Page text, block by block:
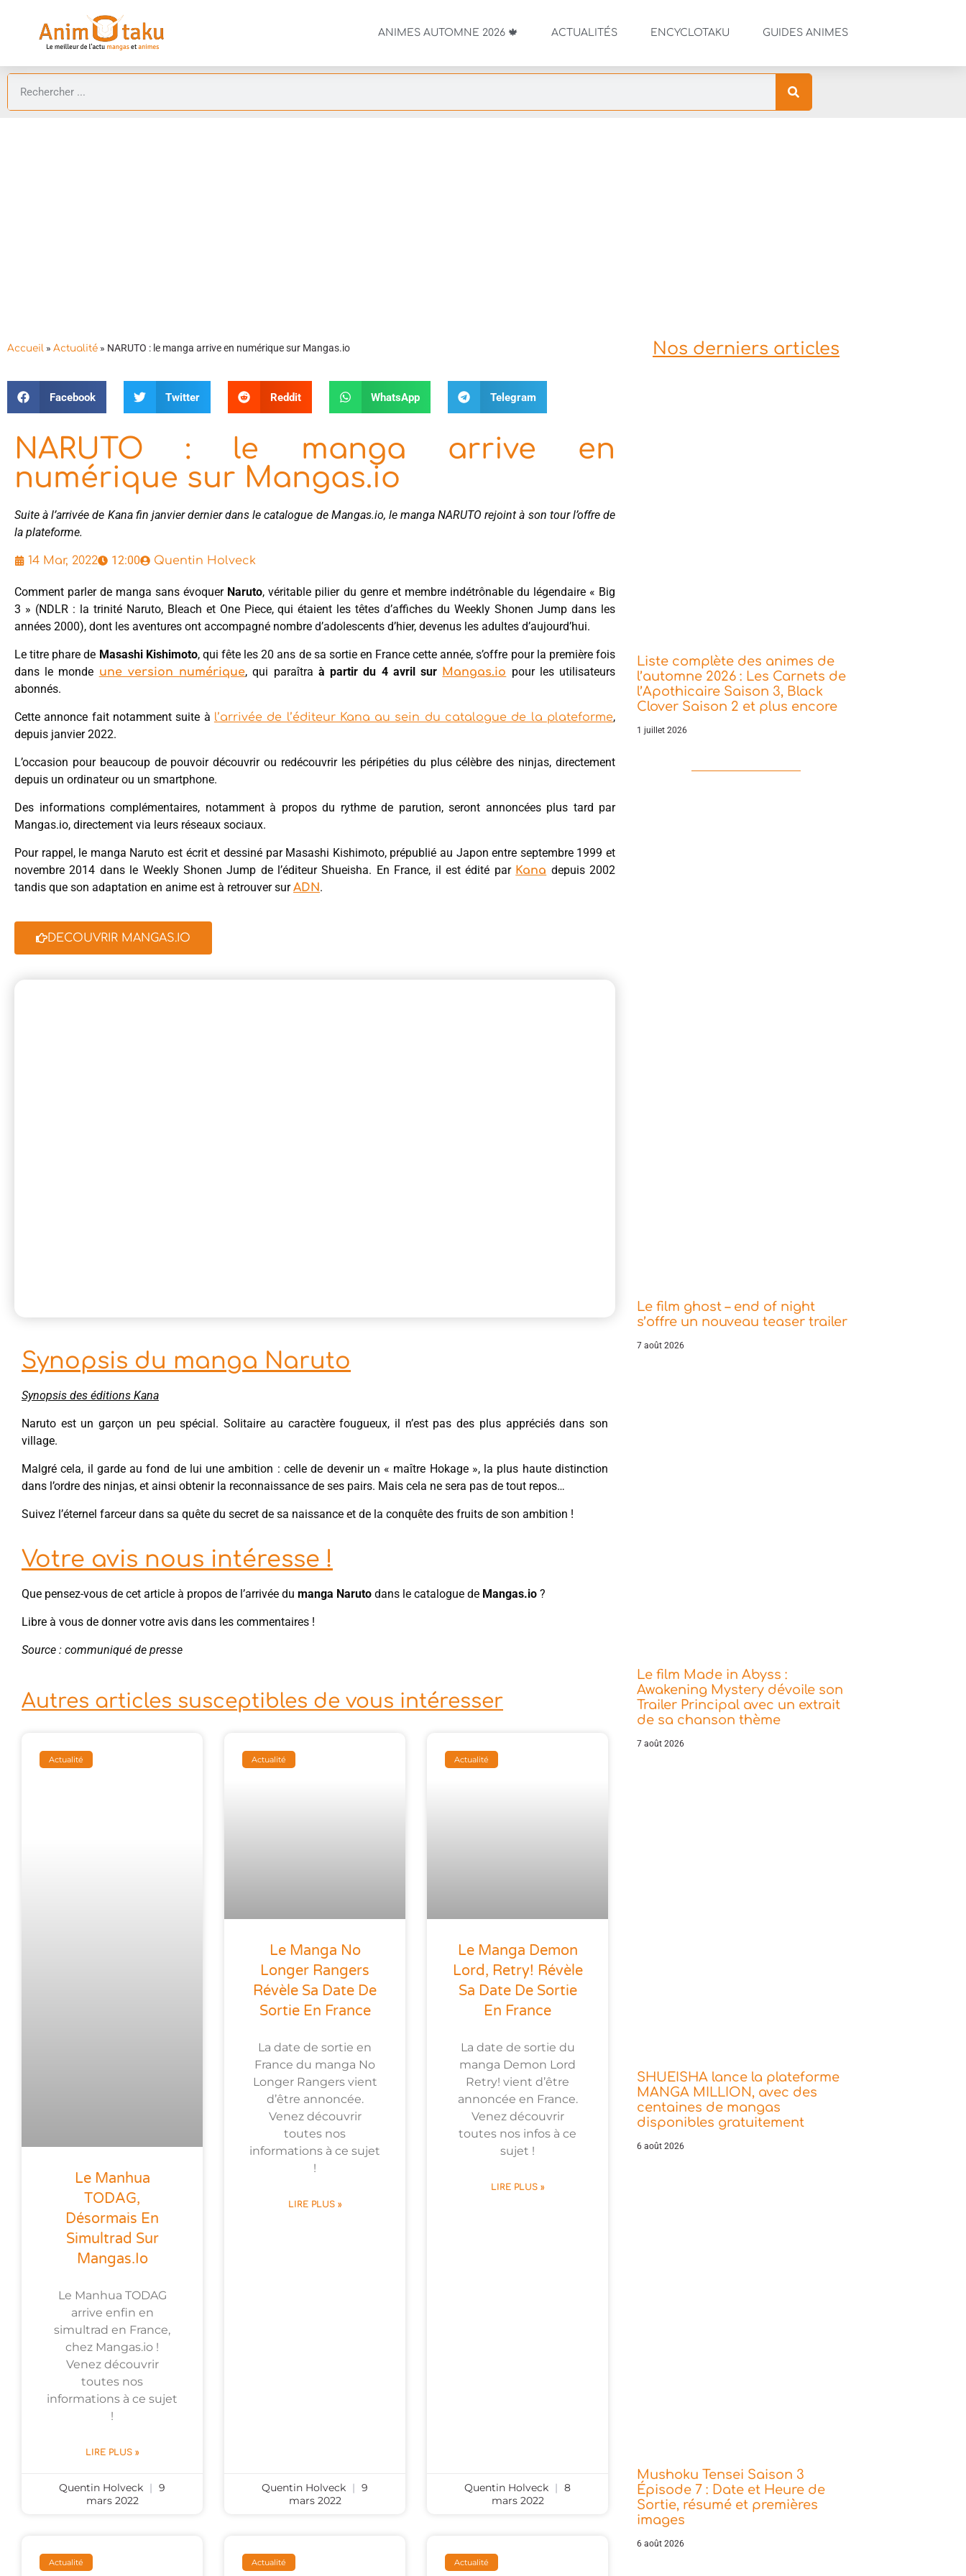
ANIMES AUTOMNE 2026 🍁 ACTUALITÉS ENCYCLOTAKU GUIDES ANIMES
Accueil » Actualité » NARUTO : le manga arrive en numérique sur Mangas.io
Facebook Twitter Reddit WhatsApp Telegram
NARUTO : le manga arrive en
numérique sur Mangas.io
Suite à l’arrivée de Kana fin janvier dernier dans le catalogue de Mangas.io, le manga NARUTO rejoint à son tour l’offre de
la plateforme.
14 Mar, 2022 12:00 Quentin Holveck
Comment parler de manga sans évoquer Naruto, véritable pilier du genre et membre indétrônable du légendaire « Big
3 » (NDLR : la trinité Naruto, Bleach et One Piece, qui étaient les têtes d’affiches du Weekly Shonen Jump dans les
années 2000), dont les aventures ont accompagné nombre d’adolescents d’hier, devenus les adultes d’aujourd’hui.
Le titre phare de Masashi Kishimoto, qui fête les 20 ans de sa sortie en France cette année, s’offre pour la première fois
dans le monde une version numérique, qui paraîtra à partir du 4 avril sur Mangas.io pour les utilisateurs
abonnés.
Cette annonce fait notamment suite à l’arrivée de l’éditeur Kana au sein du catalogue de la plateforme,
depuis janvier 2022.
L’occasion pour beaucoup de pouvoir découvrir ou redécouvrir les péripéties du plus célèbre des ninjas, directement
depuis un ordinateur ou un smartphone.
Des informations complémentaires, notamment à propos du rythme de parution, seront annoncées plus tard par
Mangas.io, directement via leurs réseaux sociaux.
Pour rappel, le manga Naruto est écrit et dessiné par Masashi Kishimoto, prépublié au Japon entre septembre 1999 et
novembre 2014 dans le Weekly Shonen Jump de l’éditeur Shueisha. En France, il est édité par Kana depuis 2002
tandis que son adaptation en anime est à retrouver surADN.
DECOUVRIR MANGAS.IO
Synopsis du manga Naruto
Synopsis des éditions Kana
Naruto est un garçon un peu spécial. Solitaire au caractère fougueux, il n’est pas des plus appréciés dans son
village.
Malgré cela, il garde au fond de lui une ambition : celle de devenir un « maître Hokage », la plus haute distinction
dans l’ordre des ninjas, et ainsi obtenir la reconnaissance de ses pairs. Mais cela ne sera pas de tout repos…
Suivez l’éternel farceur dans sa quête du secret de sa naissance et de la conquête des fruits de son ambition !
Votre avis nous intéresse !
Que pensez-vous de cet article à propos de l’arrivée du manga Naruto dans le catalogue de Mangas.io ?
Libre à vous de donner votre avis dans les commentaires !
Source : communiqué de presse
Autres articles susceptibles de vous intéresser
Actualité
Le Manhua
TODAG,
Désormais En
Simultrad Sur
Mangas.io
Le Manhua TODAG
arrive enfin en
simultrad en France,
chez Mangas.io !
Venez découvrir
toutes nos
informations à ce sujet
!
LIRE PLUS »
Quentin Holveck
9
mars 2022
Actualité
Le Manga No
Longer Rangers
Révèle Sa Date De
Sortie En France
La date de sortie en
France du manga No
Longer Rangers vient
d’être annoncée.
Venez découvrir
toutes nos
informations à ce sujet
!
LIRE PLUS »
Quentin Holveck
9
mars 2022
Actualité
Le Manga Demon
Lord, Retry! Révèle
Sa Date De Sortie
En France
La date de sortie du
manga Demon Lord
Retry! vient d’être
annoncée en France.
Venez découvrir
toutes nos infos à ce
sujet !
LIRE PLUS »
Quentin Holveck
8
mars 2022
Actualité Actualité Actualité
Nos derniers articles
Liste complète des animes de
l’automne 2026 : Les Carnets de
l’Apothicaire Saison 3, Black
Clover Saison 2 et plus encore
1 juillet 2026
Le film ghost – end of night
s’offre un nouveau teaser trailer
7 août 2026
Le film Made in Abyss :
Awakening Mystery dévoile son
Trailer Principal avec un extrait
de sa chanson thème
7 août 2026
SHUEISHA lance la plateforme
MANGA MILLION, avec des
centaines de mangas
disponibles gratuitement
6 août 2026
Mushoku Tensei Saison 3
Épisode 7 : Date et Heure de
Sortie, résumé et premières
images
6 août 2026